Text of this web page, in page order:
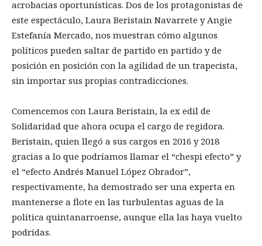
acrobacias oportunísticas. Dos de los protagonistas de
este espectáculo, Laura Beristain Navarrete y Angie
Estefanía Mercado, nos muestran cómo algunos
políticos pueden saltar de partido en partido y de
posición en posición con la agilidad de un trapecista,
sin importar sus propias contradicciones.
Comencemos con Laura Beristain, la ex edil de
Solidaridad que ahora ocupa el cargo de regidora.
Beristain, quien llegó a sus cargos en 2016 y 2018
gracias a lo que podríamos llamar el “chespi efecto” y
el “efecto Andrés Manuel López Obrador”,
respectivamente, ha demostrado ser una experta en
mantenerse a flote en las turbulentas aguas de la
política quintanarroense, aunque ella las haya vuelto
podridas.